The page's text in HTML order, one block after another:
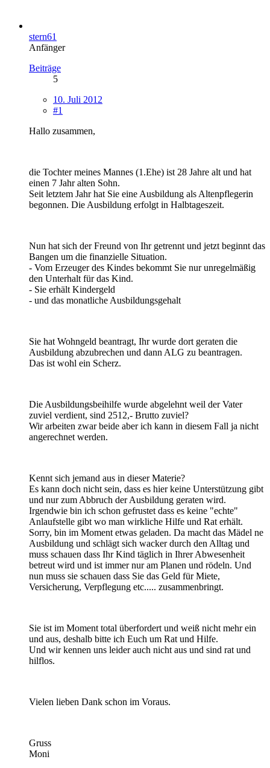
stern61
Anfänger
Beiträge
5
10. Juli 2012
#1
Hallo zusammen,
die Tochter meines Mannes (1.Ehe) ist 28 Jahre alt und hat
einen 7 Jahr alten Sohn.
Seit letztem Jahr hat Sie eine Ausbildung als Altenpflegerin
begonnen. Die Ausbildung erfolgt in Halbtageszeit.
Nun hat sich der Freund von Ihr getrennt und jetzt beginnt das
Bangen um die finanzielle Situation.
- Vom Erzeuger des Kindes bekommt Sie nur unregelmäßig
den Unterhalt für das Kind.
- Sie erhält Kindergeld
- und das monatliche Ausbildungsgehalt
Sie hat Wohngeld beantragt, Ihr wurde dort geraten die
Ausbildung abzubrechen und dann ALG zu beantragen.
Das ist wohl ein Scherz.
Die Ausbildungsbeihilfe wurde abgelehnt weil der Vater
zuviel verdient, sind 2512,- Brutto zuviel?
Wir arbeiten zwar beide aber ich kann in diesem Fall ja nicht
angerechnet werden.
Kennt sich jemand aus in dieser Materie?
Es kann doch nicht sein, dass es hier keine Unterstützung gibt
und nur zum Abbruch der Ausbildung geraten wird.
Irgendwie bin ich schon gefrustet dass es keine "echte"
Anlaufstelle gibt wo man wirkliche Hilfe und Rat erhält.
Sorry, bin im Moment etwas geladen. Da macht das Mädel ne
Ausbildung und schlägt sich wacker durch den Alltag und
muss schauen dass Ihr Kind täglich in Ihrer Abwesenheit
betreut wird und ist immer nur am Planen und rödeln. Und
nun muss sie schauen dass Sie das Geld für Miete,
Versicherung, Verpflegung etc..... zusammenbringt.
Sie ist im Moment total überfordert und weiß nicht mehr ein
und aus, deshalb bitte ich Euch um Rat und Hilfe.
Und wir kennen uns leider auch nicht aus und sind rat und
hilflos.
Vielen lieben Dank schon im Voraus.
Gruss
Moni